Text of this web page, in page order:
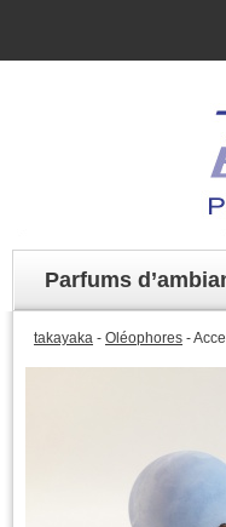
Parfums
takayaka - Oléophores -